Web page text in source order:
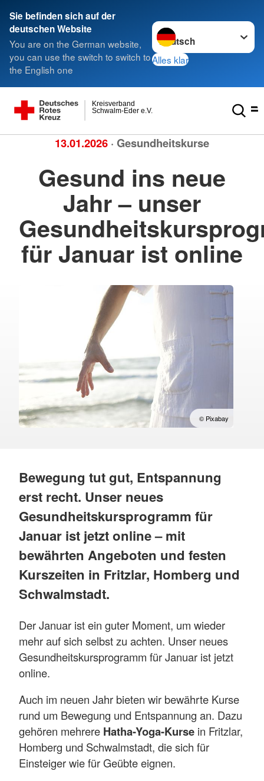
Sie befinden sich auf der
deutschen Website
You are on the German website,
you can use the switch to switch to
the English one
Sprache wechseln zu
Alles klar
Schwalm-Eder e.V.
Kreisverband
13.01.2026 · Gesundheitskurse
Gesund ins neue
Jahr – unser
für Januar ist online
© Pixabay
Bewegung tut gut, Entspannung
erst recht. Unser neues
Gesundheitskursprogramm für
Januar ist jetzt online – mit
bewährten Angeboten und festen
Kurszeiten in Fritzlar, Homberg und
Schwalmstadt.
Der Januar ist ein guter Moment, um wieder
mehr auf sich selbst zu achten. Unser neues
Gesundheitskursprogramm für Januar ist jetzt
online.
Auch im neuen Jahr bieten wir bewährte Kurse
rund um Bewegung und Entspannung an. Dazu
gehören mehrere Hatha-Yoga-Kurse in Fritzlar,
Homberg und Schwalmstadt, die sich für
Einsteiger wie für Geübte eignen.